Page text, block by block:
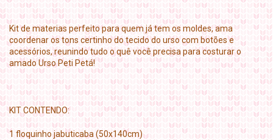
Kit de materias perfeito para quem já tem os moldes, ama
coordenar os tons certinho do tecido do urso com botões e
acessórios, reunindo tudo o quê você precisa para costurar o
amado Urso Peti Petá!
KIT CONTENDO:
1 floquinho jabuticaba (50x140cm)